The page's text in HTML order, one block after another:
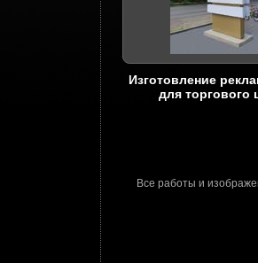
Изготовление
для торгового
Все работы и